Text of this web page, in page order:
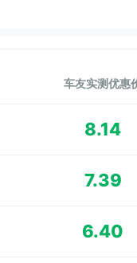
车友实测优惠
8.14
7.39
6.40